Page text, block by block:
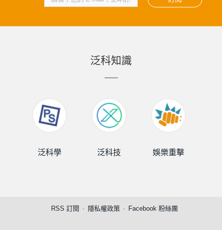
泛科知識
泛科學 泛科技 娛樂重擊
RSS 訂閱 隱私權政策 Facebook 粉絲團